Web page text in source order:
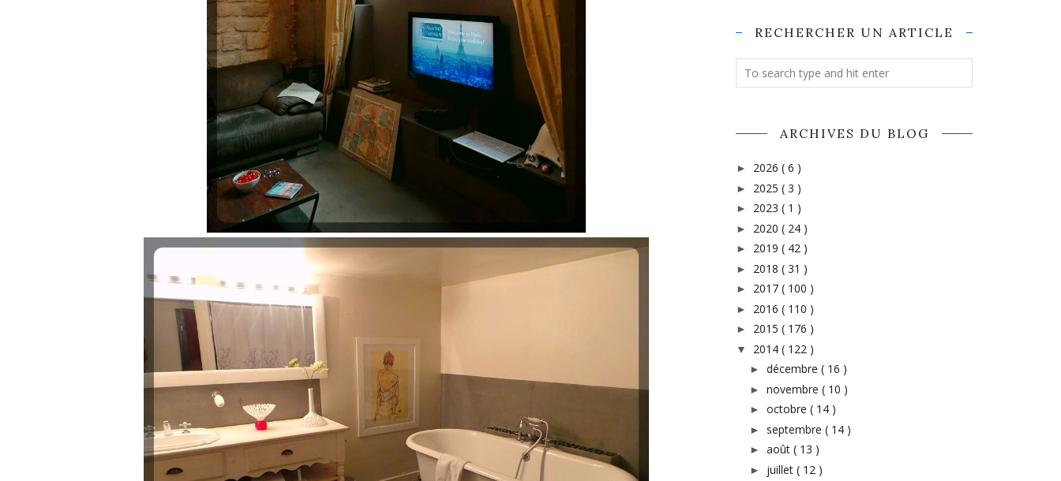
RECHERCHER UN ARTICLE
ARCHIVES DU BLOG
► 2026 ( 6 )
► 2025 ( 3 )
► 2023 ( 1 )
► 2020 ( 24 )
► 2019 ( 42 )
► 2018 ( 31 )
► 2017 ( 100 )
► 2016 ( 110 )
► 2015 ( 176 )
▼ 2014 ( 122 )
► décembre ( 16 )
► novembre ( 10 )
► octobre ( 14 )
► septembre ( 14 )
► août ( 13 )
► juillet ( 12 )